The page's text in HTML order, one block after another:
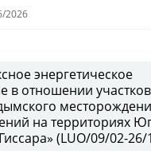
2026
энергетическое
в отношении
на территориях
(LUO/09/02-26/